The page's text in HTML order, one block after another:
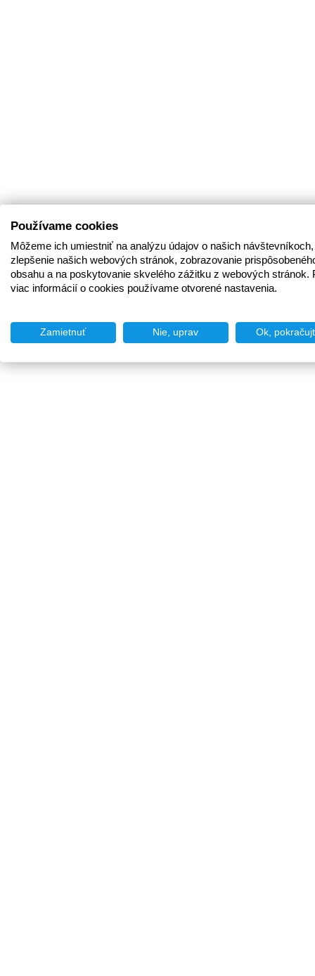
Používame cookies
Môžeme ich umiestniť na analýzu údajov o našich
zlepšenie našich webových stránok, zobrazovanie
obsahu a na poskytovanie skvelého zážitku z webových stránok.
viac informácií o cookies používame otvorené nastavenia.
Zamietnuť Nie, uprav Ok,